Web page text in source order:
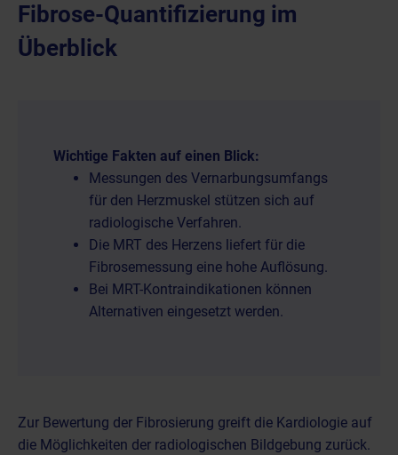
Fibrose-Quantifizierung im
Überblick
Wichtige Fakten auf einen Blick:
Messungen des Vernarbungsumfangs
für den Herzmuskel stützen sich auf
radiologische Verfahren.
Die MRT des Herzens liefert für die
Fibrosemessung eine hohe Auflösung.
Bei MRT-Kontraindikationen können
Alternativen eingesetzt werden.
Zur Bewertung der Fibrosierung greift die Kardiologie auf
die Möglichkeiten der radiologischen Bildgebung zurück.